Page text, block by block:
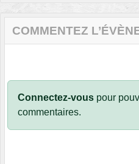
COMMENTEZ
Connectez-vous pour
commentaires.